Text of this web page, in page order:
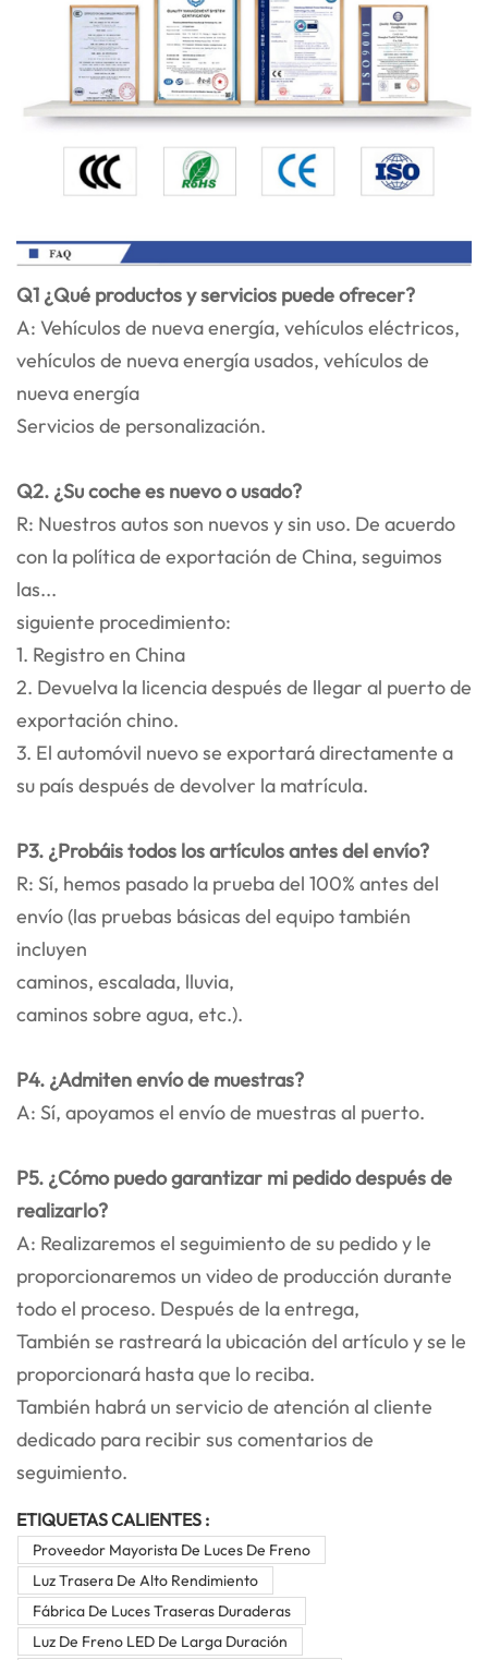
Q1 ¿Qué productos y servicios puede ofrecer?
A: Vehículos de nueva energía, vehículos eléctricos,
vehículos de nueva energía usados, vehículos de
nueva energía
Servicios de personalización.
Q2. ¿Su coche es nuevo o usado?
R: Nuestros autos son nuevos y sin uso. De acuerdo
con la política de exportación de China, seguimos
las...
siguiente procedimiento:
1. Registro en China
2. Devuelva la licencia después de llegar al puerto de
exportación chino.
3. El automóvil nuevo se exportará directamente a
su país después de devolver la matrícula.
P3. ¿Probáis todos los artículos antes del envío?
R: Sí, hemos pasado la prueba del 100% antes del
envío (las pruebas básicas del equipo también
incluyen
caminos, escalada, lluvia,
caminos sobre agua, etc.).
P4. ¿Admiten envío de muestras?
A: Sí, apoyamos el envío de muestras al puerto.
P5. ¿Cómo puedo garantizar mi pedido después de
realizarlo?
A: Realizaremos el seguimiento de su pedido y le
proporcionaremos un video de producción durante
todo el proceso. Después de la entrega,
También se rastreará la ubicación del artículo y se le
proporcionará hasta que lo reciba.
También habrá un servicio de atención al cliente
dedicado para recibir sus comentarios de
seguimiento.
ETIQUETAS CALIENTES :
Proveedor Mayorista De Luces De Freno
Luz Trasera De Alto Rendimiento
Fábrica De Luces Traseras Duraderas
Luz De Freno LED De Larga Duración